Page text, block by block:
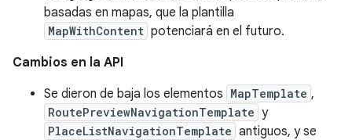
basadas en mapas, que la plantilla
MapWithContent potenciará en el futuro.
Cambios en la API
Se dieron de baja los elementos MapTemplate ,
RoutePreviewNavigationTemplate y
PlaceListNavigationTemplate antiguos, y se